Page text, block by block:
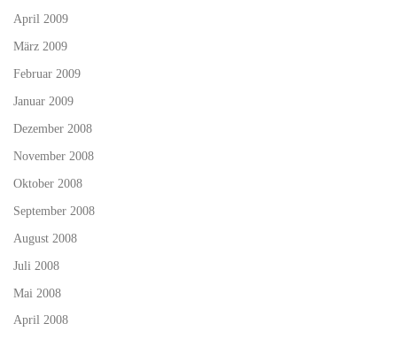
April 2009
März 2009
Februar 2009
Januar 2009
Dezember 2008
November 2008
Oktober 2008
September 2008
August 2008
Juli 2008
Mai 2008
April 2008